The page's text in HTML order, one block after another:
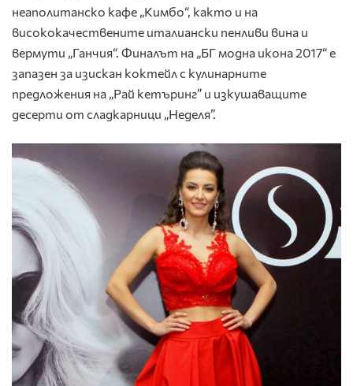
неаполитанско кафе „Кимбо“, както и на
висококачествените италиански пенливи вина и
вермути „Ганчия“. Финалът на „БГ модна икона 2017“ е
запазен за изискан коктейл с кулинарните
предложения на „Рай кетъринг” и изкушаващите
десерти от сладкарници „Неделя”.